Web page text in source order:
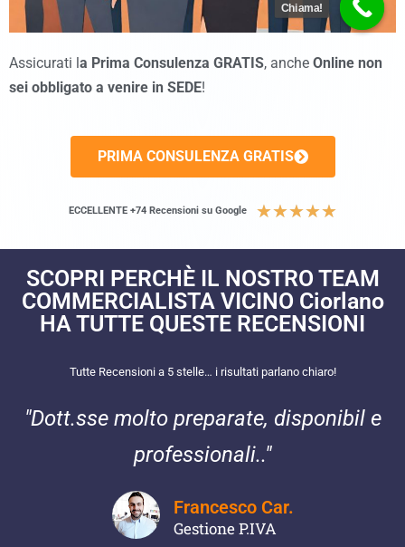
Assicurati la Prima Consulenza GRATIS, anche Online non
sei obbligato a venire in SEDE!
PRIMA CONSULENZA GRATIS
ECCELLENTE +74 Recensioni su Google ★★★★★
SCOPRI PERCHÈ IL NOSTRO TEAM
COMMERCIALISTA VICINO Ciorlano
HA TUTTE QUESTE RECENSIONI​
Tutte Recensioni a 5 stelle… i risultati parlano chiaro!
"Dott.sse molto preparate, disponibil e
professionali.."
Francesco Car.
Gestione P.IVA
Chiama!